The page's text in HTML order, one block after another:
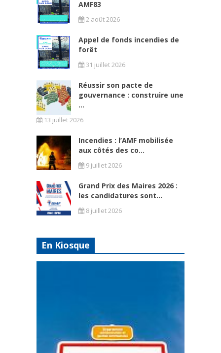
AMF83
2 août 2026
Appel de fonds incendies de
forêt
31 juillet 2026
Réussir son pacte de
gouvernance : construire une
...
13 juillet 2026
Incendies : l’AMF mobilisée
aux côtés des co...
9 juillet 2026
Grand Prix des Maires 2026 :
les candidatures sont...
8 juillet 2026
En Kiosque